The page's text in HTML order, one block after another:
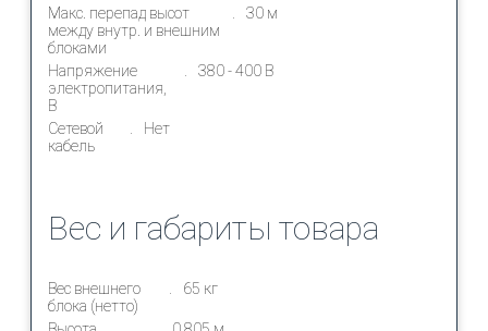
Макс. перепад высот
между внутр. и внешним
блоками
30 м
Напряжение
электропитания,
В
380 - 400 В
Сетевой
кабель
Нет
Вес и габариты товара
Вес внешнего
блока (нетто)
65 кг